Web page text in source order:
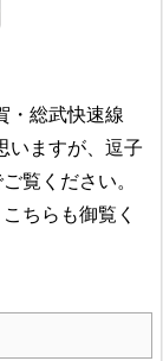
・総武快速線
いますが、逗子
覧ください。
ちらも御覧く